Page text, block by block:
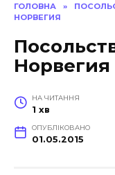
ГОЛОВНА »
НОРВЕГИЯ
Норвегия
НА ЧИТАННЯ
1 хв
ОПУБЛІКОВАНО
01.05.2015